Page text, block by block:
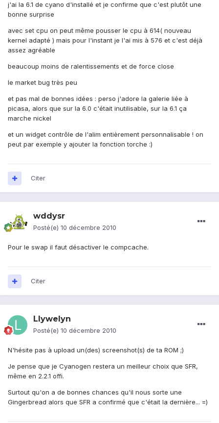
j'ai la 6.1 de cyano d'installé et je confirme que c'est plutôt une
bonne surprise
avec set cpu on peut même pousser le cpu à 614( nouveau
kernel adapté ) mais pour l'instant je l'ai mis à 576 et c'est déjà
assez agréable
beaucoup moins de ralentissements et de force close
le market bug très peu
et pas mal de bonnes idées : perso j'adore la galerie liée à
picasa, alors que sur la 6.0 c'était inutilisable, sur la 6.1 ça
marche nickel
et un widget contrôle de l'alim entièrement personnalisable ! on
peut par exemple y ajouter la fonction torche :)
Citer
wddysr
Posté(e) 10 décembre 2010
Pour le swap il faut désactiver le compcache.
Citer
Llywelyn
Posté(e) 10 décembre 2010
N'hésite pas à upload un(des) screenshot(s) de ta ROM ;)
Je pense que je Cyanogen restera un meilleur choix que SFR,
même en 2.2.1 offi.
Surtout qu'on a de bonnes chances qu'il nous sorte une
Gingerbread alors que SFR a confirmé que c'était la dernière... =)